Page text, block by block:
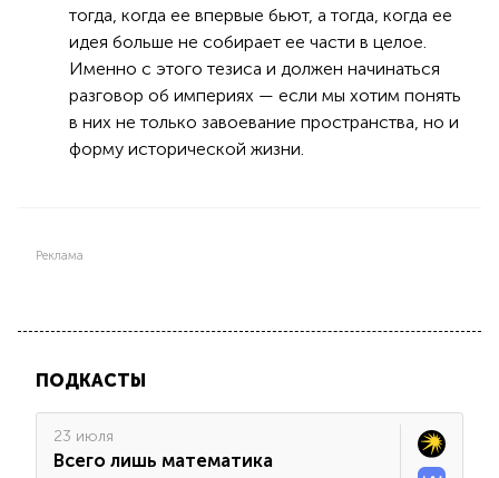
тогда, когда ее впервые бьют, а тогда, когда ее
идея больше не собирает ее части в целое.
Именно с этого тезиса и должен начинаться
разговор об империях — если мы хотим понять
в них не только завоевание пространства, но и
форму исторической жизни.
Реклама
ПОДКАСТЫ
23 июля
Всего лишь математика